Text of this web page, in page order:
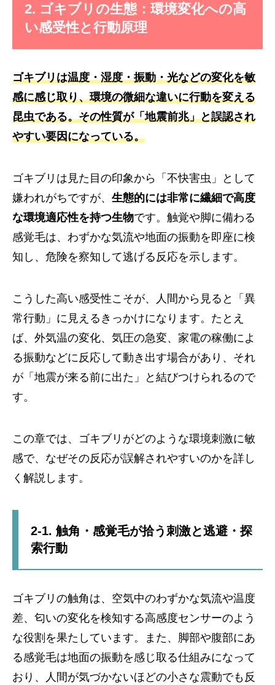
2. ゴキブリの生態：環境変化への高
い感受性と行動原理
ゴキブリは温度・湿度・振動・光などの変化を敏
感に感じ取り、環境の微細な違いに行動を変える
昆虫である。その性質が「地震前兆」と誤認され
やすい要因になっている。
ゴキブリは見た目の印象から「不快害虫」として
嫌われがちですが、 生態的には非常に繊細で高度
な環境適応性を持つ生物です。触覚や脚に備わる
感覚毛は、わずかな気流や地面の振動を即座に検
知し、危険を察知して逃げる反応を示します。
こうした高い感受性こそが、人間から見ると「異
常行動」に見えるきっかけになります。たとえ
ば、外気温の変化、気圧の急変、家電の稼働によ
る振動などに反応して動き出す場合があり、それ
が「地震が来る前に出た」と結びつけられるので
す。
この章では、ゴキブリがどのような環境刺激に敏
感で、なぜその反応が誤解されやすいのかを詳し
く解説します。
2-1. 触角・感覚毛が拾う刺激と逃避・探
索行動
ゴキブリの触角は、空気中のわずかな気流や温度
差、匂いの変化を検知する高感度センサーのよう
な役割を果たしています。また、脚部や腹部にあ
る感覚毛は地面の振動を感じ取る仕組みになって
おり、人間が気づかないほどの小さな震動でも反